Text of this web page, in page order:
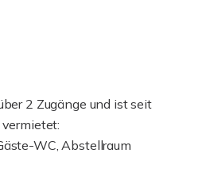
2 Zugänge und ist seit
WC, Abstellraum